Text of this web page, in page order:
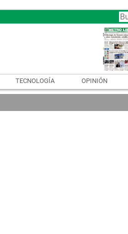
TECNOLOGÍA OPINIÓN